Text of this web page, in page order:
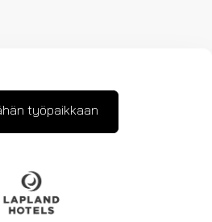
työpaikkaan